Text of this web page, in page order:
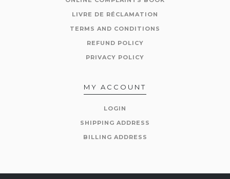
LIVRE DE RÉCLAMATION
TERMS AND CONDITIONS
REFUND POLICY
PRIVACY POLICY
MY ACCOUNT
LOGIN
SHIPPING ADDRESS
BILLING ADDRESS